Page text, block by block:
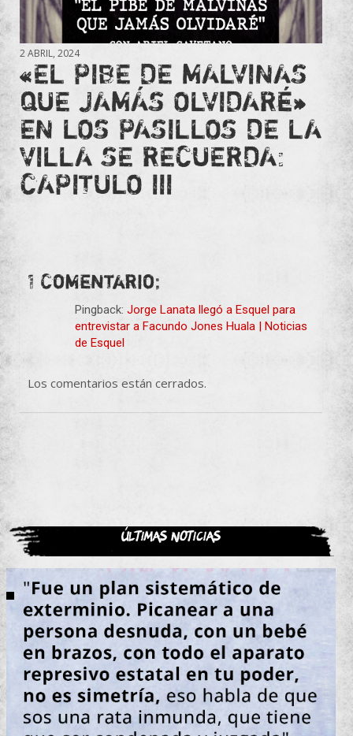
2 ABRIL, 2024
«EL PIBE DE MALVINAS
QUE JAMÁS OLVIDARÉ»
EN LOS PASILLOS DE LA
VILLA SE RECUERDA:
CAPITULO III
1 Comentario;
Pingback: Jorge Lanata llegó a Esquel para
entrevistar a Facundo Jones Huala | Noticias
de Esquel
Los comentarios están cerrados.
Últimas noticias